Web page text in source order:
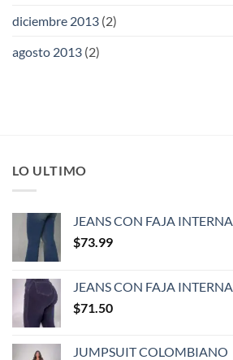
diciembre 2013 (2)
agosto 2013 (2)
LO ULTIMO
JEANS CON FAJA INTERNA
$73.99
JEANS CON FAJA INTERNA
$71.50
JUMPSUIT COLOMBIANO